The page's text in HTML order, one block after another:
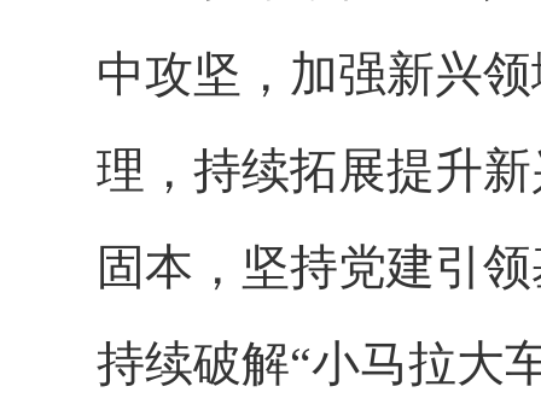
中攻坚，加强新兴
理，持续拓展提升
固本，坚持党建引
持续破解“小马拉大